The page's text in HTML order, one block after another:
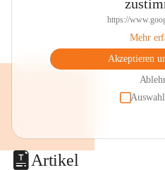
https://
Mehr
Akzeptieren
Artikel